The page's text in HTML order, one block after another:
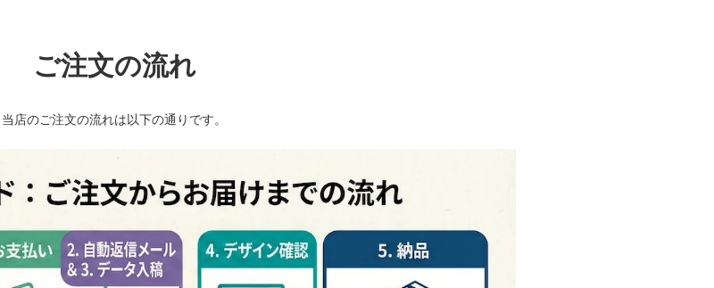
ご注文の流れ
当店のご注文の流れは以下の通りです。